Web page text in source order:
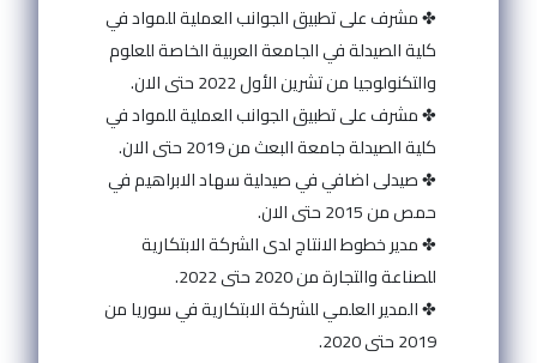
✤ مشرف على تطبيق الجوانب العملية للمواد في
كلية الصيدلة في الجامعة العربية الخاصة للعلوم
والتكنولوجيا من تشرين الأول 2022 حتى الان.
✤ مشرف على تطبيق الجوانب العملية للمواد في
كلية الصيدلة جامعة البعث من 2019 حتى الان.
✤ صيدلى اضافي في صيدلية سهاد الابراهيم في
حمص من 2015 حتى الان.
✤ مدير خطوط الانتاج لدى الشركة الابتكارية
للصناعة والتجارة من 2020 حتى 2022.
✤ المدير العلمي للشركة الابتكارية في سوريا من
2019 حتى 2020.